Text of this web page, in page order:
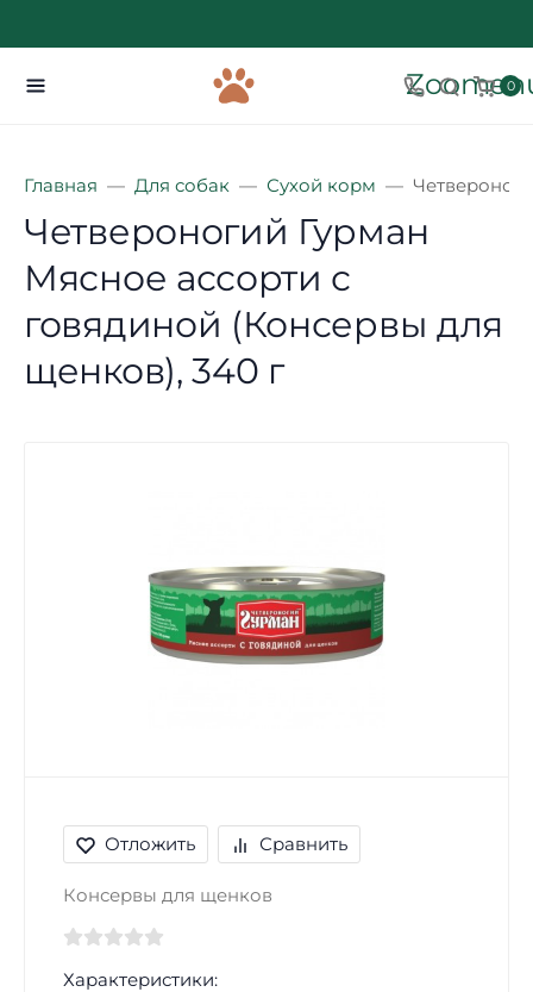
0
Главная Для собак Сухой корм
Четвероногий Гурман
Мясное ассорти с
говядиной (Консервы для
щенков), 340 г
Отложить Сравнить
Консервы для щенков
Характеристики: